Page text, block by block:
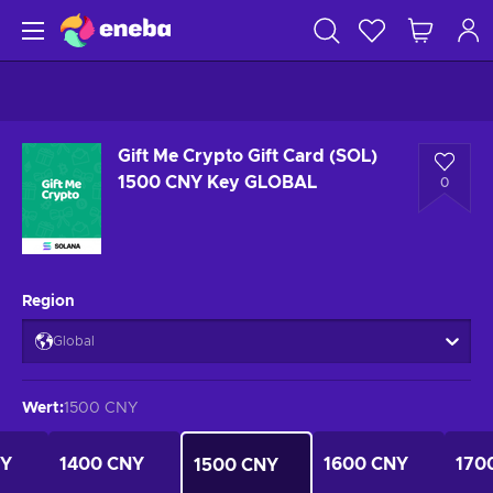
Gift Me Crypto Gift Card (SOL)
1500 CNY Key GLOBAL
0
Region
Global
Wert:1500 CNY
1400 CNY 1500 CNY 1600 CNY